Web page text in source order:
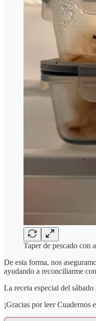
Taper de pescado con
De esta forma, nos
ayudando a reconciliarme
La receta especial del
¡Gracias por leer Cuadernos